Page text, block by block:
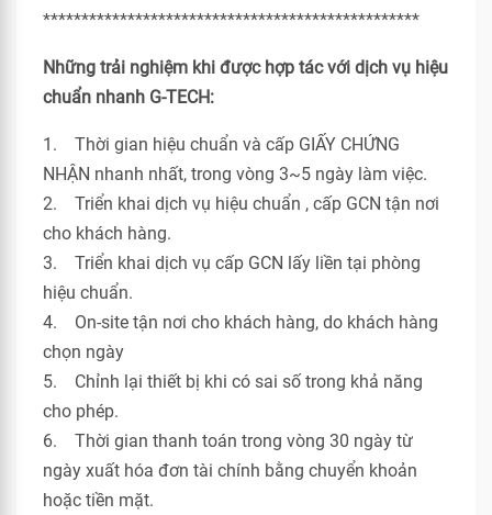
*************************************************
Những trải nghiệm khi được hợp tác với dịch vụ hiệu
chuẩn nhanh G-TECH:
1. Thời gian hiệu chuẩn và cấp GIẤY CHỨNG
NHẬN nhanh nhất, trong vòng 3~5 ngày làm việc.
2. Triển khai dịch vụ hiệu chuẩn , cấp GCN tận nơi
cho khách hàng.
3. Triển khai dịch vụ cấp GCN lấy liền tại phòng
hiệu chuẩn.
4. On-site tận nơi cho khách hàng, do khách hàng
chọn ngày
5. Chỉnh lại thiết bị khi có sai số trong khả năng
cho phép.
6. Thời gian thanh toán trong vòng 30 ngày từ
ngày xuất hóa đơn tài chính bằng chuyển khoản
hoặc tiền mặt.